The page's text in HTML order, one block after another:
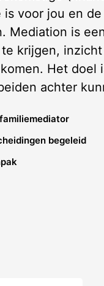
voor jou en
Mediation is
krijgen,
Het doel
achter
begeleid